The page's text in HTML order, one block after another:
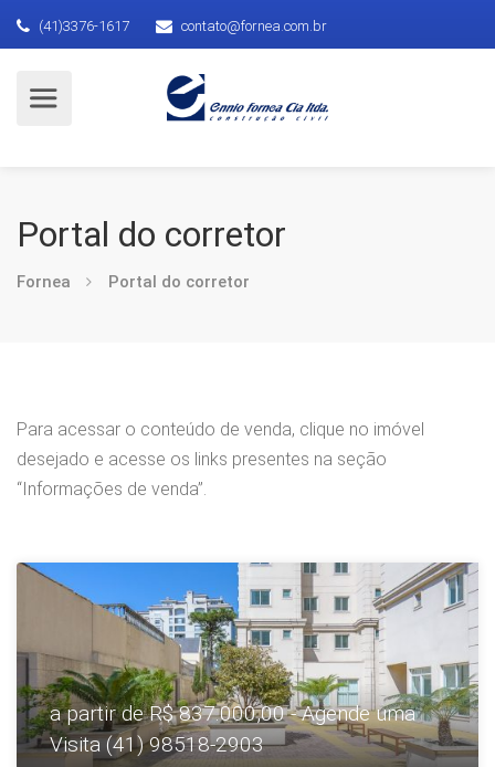
(41)3376-1617 contato@fornea.com.br
Portal do corretor
Fornea Portal do corretor
Para acessar o conteúdo de venda, clique no imóvel
desejado e acesse os links presentes na seção
“Informações de venda”.
a partir de R$ 837.000,00 - Agende uma
Visita (41) 98518-2903